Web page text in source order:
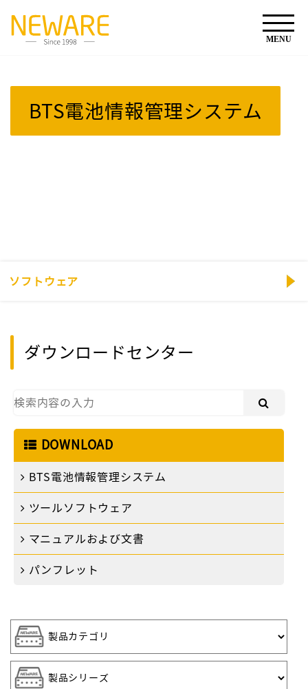
BTS電池情報管理システム
ソフトウェア
ダウンロードセンター
DOWNLOAD
BTS電池情報管理システム
ツールソフトウェア
マニュアルおよび文書
パンフレット